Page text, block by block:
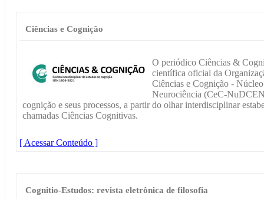
Ciências e Cognição
O periódico Ciências &
científica oficial da
Ciências e Cognição -
Neurociência (CeC-
cognição e seus processos, a partir do olhar interdisciplinar
chamadas Ciências Cognitivas.
[ Acessar Conteúdo ]
Cognitio-Estudos: revista eletrônica de filosofia